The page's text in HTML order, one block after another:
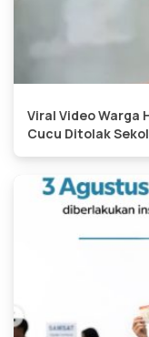
Viral Video Warga
Cucu Ditolak